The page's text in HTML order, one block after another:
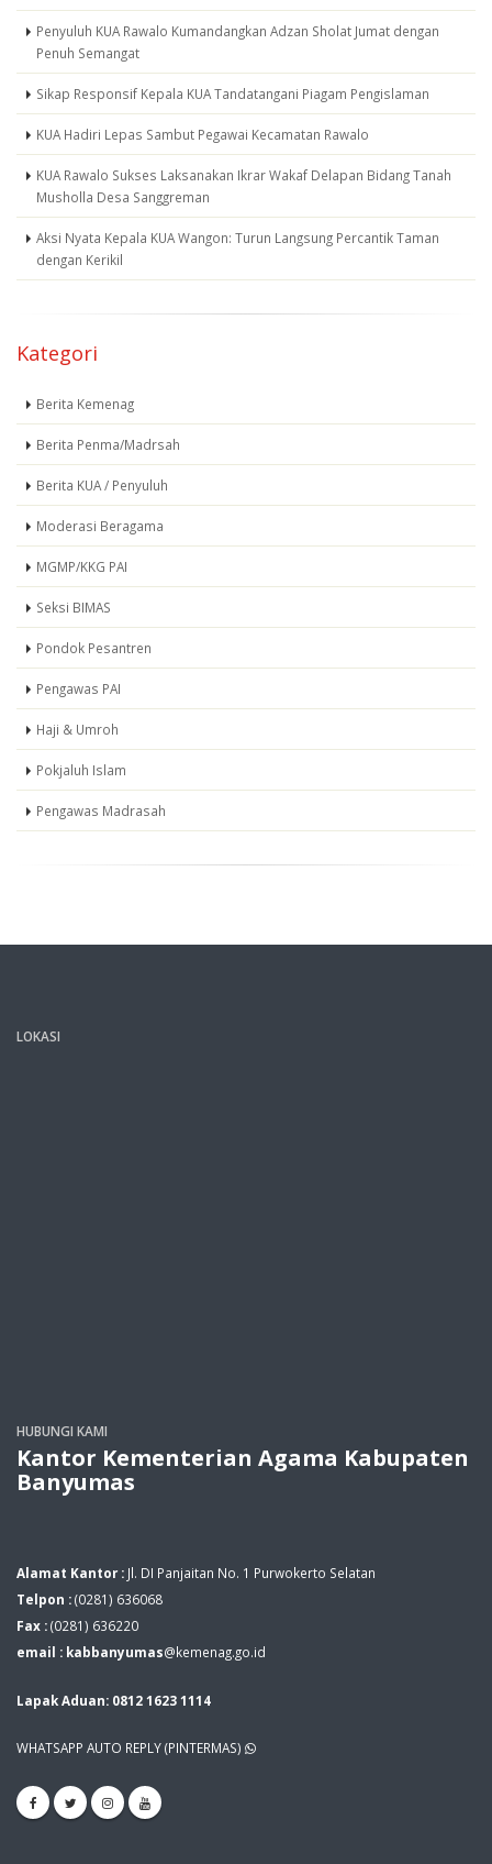
Penyuluh KUA Rawalo Kumandangkan Adzan Sholat Jumat dengan
Penuh Semangat
Sikap Responsif Kepala KUA Tandatangani Piagam Pengislaman
KUA Hadiri Lepas Sambut Pegawai Kecamatan Rawalo
KUA Rawalo Sukses Laksanakan Ikrar Wakaf Delapan Bidang Tanah
Musholla Desa Sanggreman
Aksi Nyata Kepala KUA Wangon: Turun Langsung Percantik Taman
dengan Kerikil
Kategori
Berita Kemenag
Berita Penma/Madrsah
Berita KUA / Penyuluh
Moderasi Beragama
MGMP/KKG PAI
Seksi BIMAS
Pondok Pesantren
Pengawas PAI
Haji & Umroh
Pokjaluh Islam
Pengawas Madrasah
LOKASI
HUBUNGI KAMI
Kantor Kementerian Agama Kabupaten
Banyumas
Alamat Kantor : Jl. DI Panjaitan No. 1 Purwokerto Selatan
Telpon :(0281) 636068
Fax :(0281) 636220
email : kabbanyumas@kemenag.go.id
Lapak Aduan: 0812 1623 1114
WHATSAPP AUTO REPLY (PINTERMAS)